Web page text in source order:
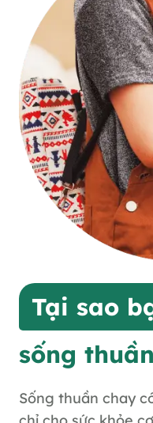
Tại sao
sống
Sống thuần chay